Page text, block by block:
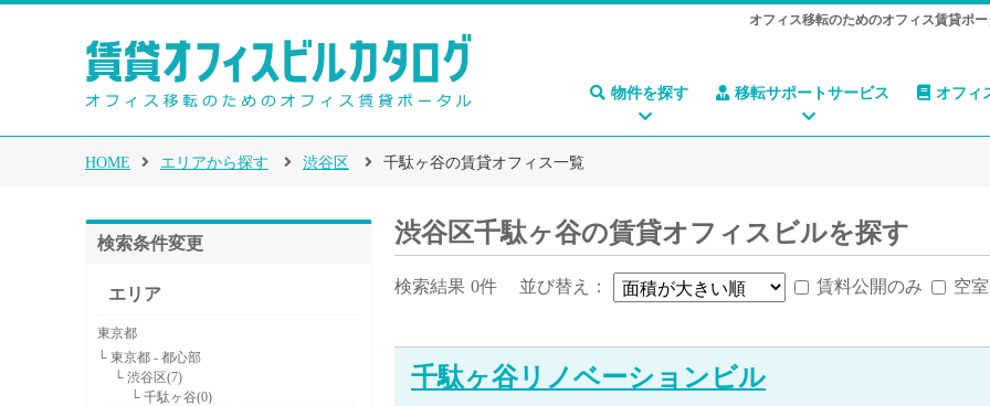
オフィス移転のためのオフィス賃貸ポ
物件を探す 移転サポートサービス オフィ
HOME エリアから探す 渋谷区 千駄ヶ谷の賃貸オフィス一覧
検索条件変更
エリア
東京都
└ 東京都 - 都心部
└ 渋谷区(7)
└ 千駄ヶ谷(0)
渋谷区千駄ヶ谷の賃貸オフィスビルを探す
検索結果 0件 並び替え： 賃料公開のみ 空
千駄ヶ谷リノベーションビル